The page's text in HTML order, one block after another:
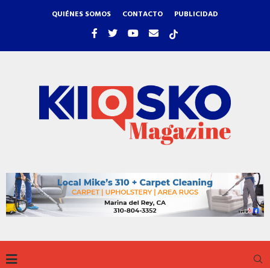
QUIÉNES SOMOS CONTACTO PUBLICIDAD